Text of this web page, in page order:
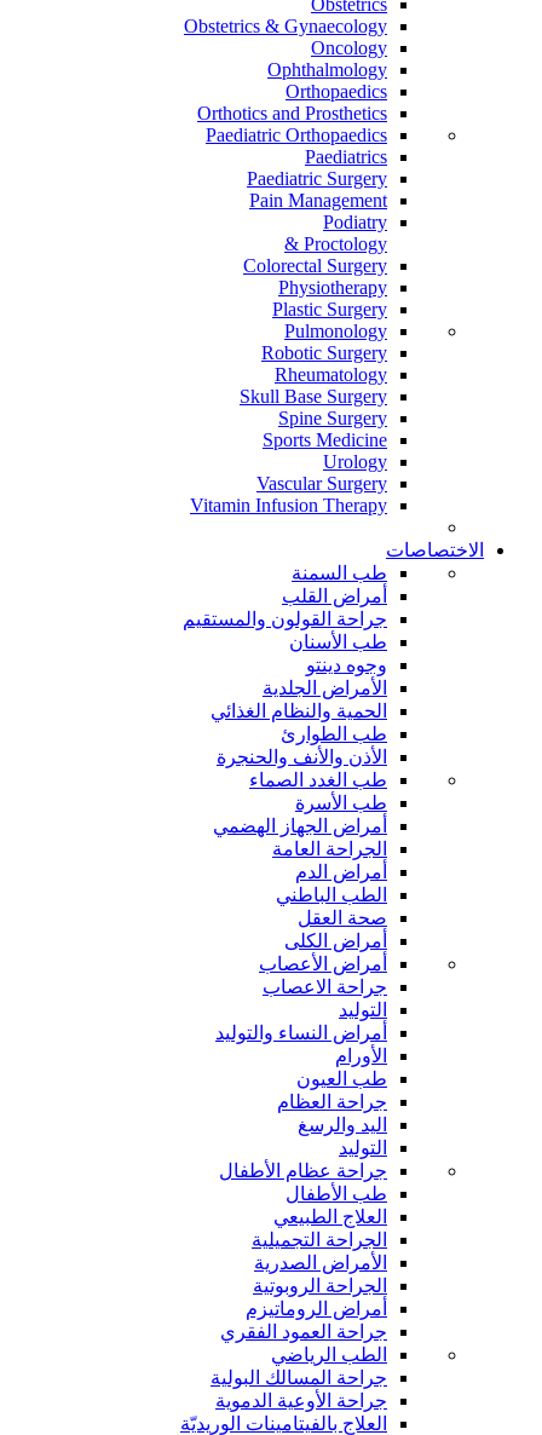
Obstetrics & Gynaecology
Oncology
Ophthalmology
Orthopaedics
Orthotics and Prosthetics
Paediatric Orthopaedics
Paediatrics
Paediatric Surgery
Pain Management
Podiatry
Proctology &
Colorectal Surgery
Physiotherapy
Plastic Surgery
Pulmonology
Robotic Surgery
Rheumatology
Skull Base Surgery
Spine Surgery
Sports Medicine
Urology
Vascular Surgery
Vitamin Infusion Therapy
الاختصاصات
طب السمنة
أمراض القلب
جراحة القولون والمستقيم
طب الأسنان
وجوه دينتو
الأمراض الجلدية
الحمية والنظام الغذائي
طب الطوارئ
الأذن والأنف والحنجرة
طب الغدد الصماء
طب الأسرة
أمراض الجهاز الهضمي
الجراحة العامة
أمراض الدم
الطب الباطني
صحة العقل
أمراض الكلى
أمراض الأعصاب
جراحة الاعصاب
التوليد
أمراض النساء والتوليد
الأورام
طب العيون
جراحة العظام
اليد والرسغ
التوليد
جراحة عظام الأطفال
طب الأطفال
العلاج الطبيعي
الجراحة التجميلية
الأمراض الصدرية
الجراحة الروبوتية
أمراض الروماتيزم
جراحة العمود الفقري
الطب الرياضي
جراحة المسالك البولية
جراحة الأوعية الدموية
العلاج بالفيتامينات الوريديّة